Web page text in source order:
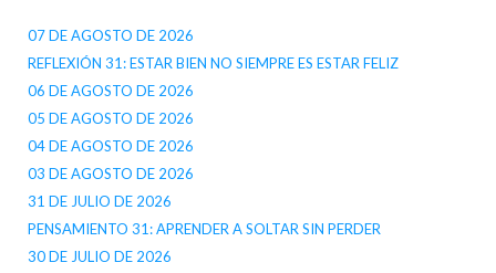
07 DE AGOSTO DE 2026
REFLEXIÓN 31: ESTAR BIEN NO SIEMPRE ES ESTAR FELIZ
06 DE AGOSTO DE 2026
05 DE AGOSTO DE 2026
04 DE AGOSTO DE 2026
03 DE AGOSTO DE 2026
31 DE JULIO DE 2026
PENSAMIENTO 31: APRENDER A SOLTAR SIN PERDER
30 DE JULIO DE 2026